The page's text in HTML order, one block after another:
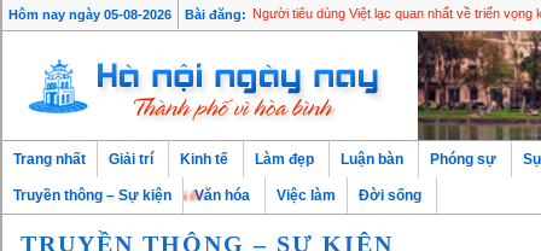
Hôm nay ngày 05-08-2026 Bài đăng: Người tiêu dùng Việt lạc quan nhất về triển vọng
đô ngàn năm văn hiến
Trang nhất Giải trí Kinh tế Làm đẹp Luận bàn Phóng sự
Truyền thông – Sự kiện Văn hóa Việc làm Đời sống
TRUYỀN THÔNG – SỰ KIỆN